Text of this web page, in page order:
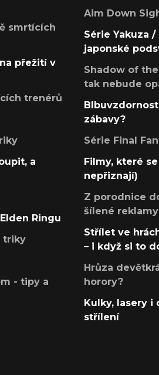
smrtících
přežití v
trenérů
a
Ringu
triky
- tipy a
Aim Down
Série Yakuza
japonské
Shadow of
tak nebude
zábavy?
Série Final
Filmy, které
nepřiznají)
Z porodnice
šílené
Střílet ve
– i když si to
Hrůza
horory?
Kulky, lasery i
střílení